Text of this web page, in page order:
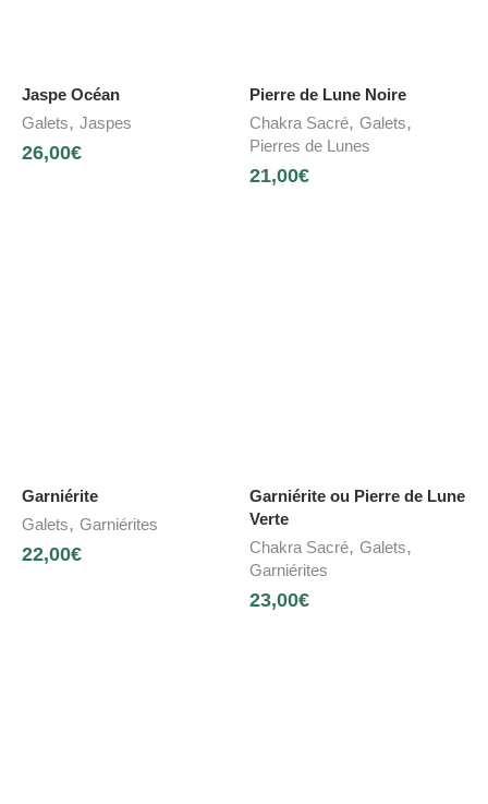
Jaspe Océan
Galets, Jaspes
26,00€
Pierre de Lune Noire
Chakra Sacré, Galets,
Pierres de Lunes
21,00€
Garniérite
Galets, Garniérites
22,00€
Garniérite ou Pierre de Lune
Verte
Chakra Sacré, Galets,
Garniérites
23,00€